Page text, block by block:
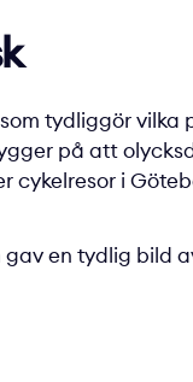
tydliggör
på att
cykelresor i
en tydlig bild